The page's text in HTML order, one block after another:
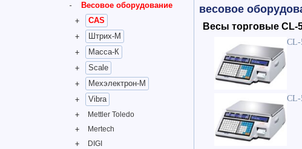
Весовое оборудование
CAS
Штрих-М
Масса-К
Scale
Мехэлектрон-М
Vibra
Mettler Toledo
Mertech
DIGI
весовое
Весы торговые CL-
CL-
CL-